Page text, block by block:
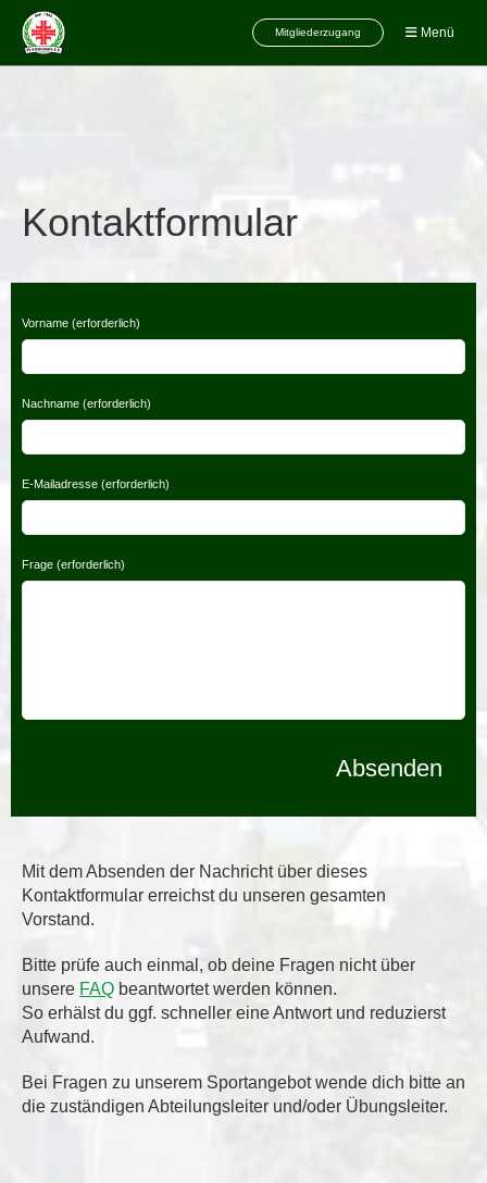
Mitgliederzugang Menü
Kontaktformular
Vorname (erforderlich)
Nachname (erforderlich)
E-Mailadresse (erforderlich)
Frage (erforderlich)
Mit dem Absenden der Nachricht über dieses
Kontaktformular erreichst du unseren gesamten
Vorstand.
Bitte prüfe auch einmal, ob deine Fragen nicht über
unsere FAQ beantwortet werden können.
So erhälst du ggf. schneller eine Antwort und reduzierst
Aufwand.
Bei Fragen zu unserem Sportangebot wende dich bitte an
die zuständigen Abteilungsleiter und/oder Übungsleiter.